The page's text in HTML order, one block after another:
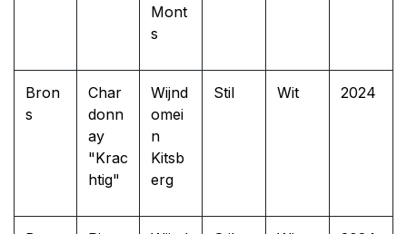
Mont
s
Bron
s
Char
donn
ay
"Krac
htig"
Wijnd
omei
n
Kitsb
erg
Stil Wit 2024